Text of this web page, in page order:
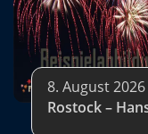
8. August 2026
Rostock –